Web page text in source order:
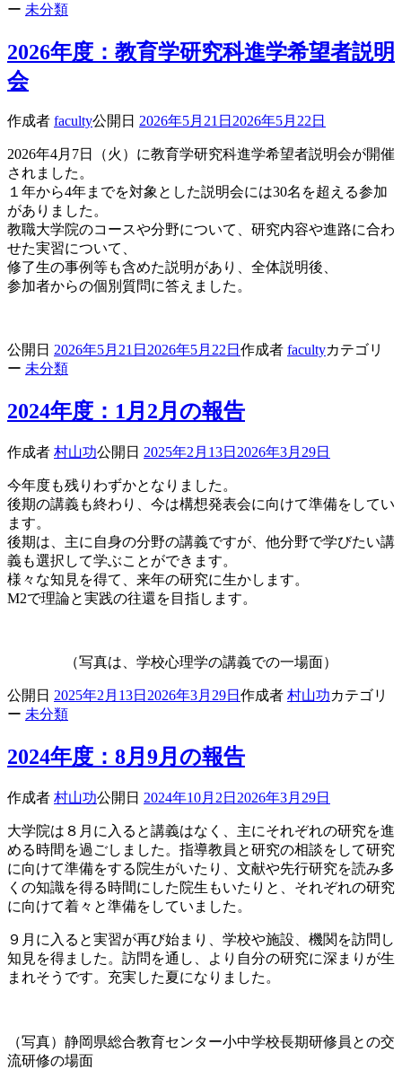
ー 未分類
2026年度：教育学研究科進学希望者説明
会
作成者 faculty公開日 2026年5月21日 2026年5月22日
2026年4月7日（火）に教育学研究科進学希望者説明会が開催
されました。
１年から4年までを対象とした説明会には30名を超える参加
がありました。
教職大学院のコースや分野について、研究内容や進路に合わ
せた実習について、
修了生の事例等も含めた説明があり、全体説明後、
参加者からの個別質問に答えました。
公開日 2026年5月21日 2026年5月22日 作成者 facultyカテゴリ
ー 未分類
2024年度：1月2月の報告
作成者 村山功公開日 2025年2月13日 2026年3月29日
今年度も残りわずかとなりました。
後期の講義も終わり、今は構想発表会に向けて準備をしてい
ます。
後期は、主に自身の分野の講義ですが、他分野で学びたい講
義も選択して学ぶことができます。
様々な知見を得て、来年の研究に生かします。
M2で理論と実践の往還を目指します。
（写真は、学校心理学の講義での一場面）
公開日 2025年2月13日 2026年3月29日 作成者 村山功カテゴリ
ー 未分類
2024年度：8月9月の報告
作成者 村山功公開日 2024年10月2日 2026年3月29日
大学院は８月に入ると講義はなく、主にそれぞれの研究を進
める時間を過ごしました。指導教員と研究の相談をして研究
に向けて準備をする院生がいたり、文献や先行研究を読み多
くの知識を得る時間にした院生もいたりと、それぞれの研究
に向けて着々と準備をしていました。
９月に入ると実習が再び始まり、学校や施設、機関を訪問し
知見を得ました。訪問を通し、より自分の研究に深まりが生
まれそうです。充実した夏になりました。
（写真）静岡県総合教育センター小中学校長期研修員との交
流研修の場面